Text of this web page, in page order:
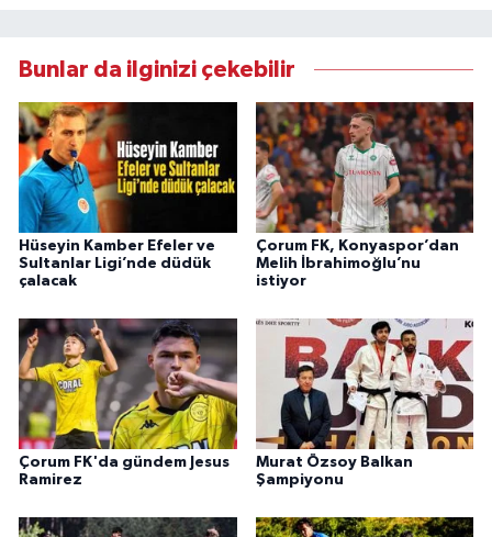
Bunlar da ilginizi çekebilir
Hüseyin Kamber Efeler ve
Sultanlar Ligi’nde düdük
çalacak
Çorum FK, Konyaspor’dan
Melih İbrahimoğlu’nu
istiyor
Çorum FK'da gündem Jesus
Ramirez
Murat Özsoy Balkan
Şampiyonu